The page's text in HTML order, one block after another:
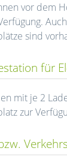
vor dem
sind
für
mit je 2
zur